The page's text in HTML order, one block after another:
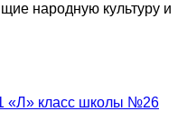
народную культуру и